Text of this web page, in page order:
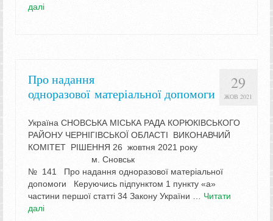
далі
29
ЖОВ 2021
Про надання
одноразової матеріальної допомоги
Україна СНОВСЬКА МІСЬКА РАДА КОРЮКІВСЬКОГО
РАЙОНУ ЧЕРНІГІВСЬКОЇ ОБЛАСТІ ВИКОНАВЧИЙ
КОМІТЕТ РІШЕННЯ 26 жовтня 2021 року
м. Сновськ
№ 141 Про надання одноразової матеріальної
допомоги Керуючись підпунктом 1 пункту «а»
частини першої статті 34 Закону України … Читати
далі